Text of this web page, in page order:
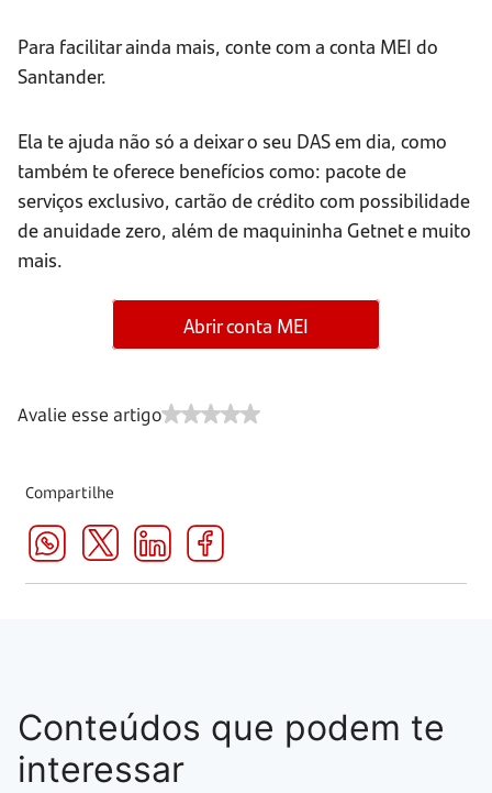
Para facilitar ainda mais, conte com a conta MEI do
Santander.
Ela te ajuda não só a deixar o seu DAS em dia, como
também te oferece benefícios como: pacote de
serviços exclusivo, cartão de crédito com possibilidade
de anuidade zero, além de maquininha Getnet e muito
mais.
Abrir conta MEI
Avalie esse artigo
Compartilhe
Conteúdos que podem te
interessar